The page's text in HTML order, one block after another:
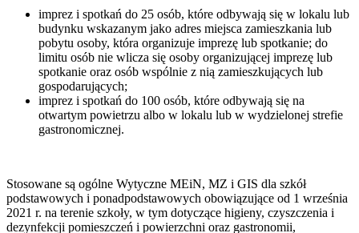
imprez i spotkań do 25 osób, które odbywają się w lokalu lub
budynku wskazanym jako adres miejsca zamieszkania lub
pobytu osoby, która organizuje imprezę lub spotkanie; do
limitu osób nie wlicza się osoby organizującej imprezę lub
spotkanie oraz osób wspólnie z nią zamieszkujących lub
gospodarujących;
imprez i spotkań do 100 osób, które odbywają się na
otwartym powietrzu albo w lokalu lub w wydzielonej strefie
gastronomicznej.
Stosowane są ogólne Wytyczne MEiN, MZ i GIS dla szkół
podstawowych i ponadpodstawowych obowiązujące od 1 września
2021 r. na terenie szkoły, w tym dotyczące higieny, czyszczenia i
dezynfekcji pomieszczeń i powierzchni oraz gastronomii,